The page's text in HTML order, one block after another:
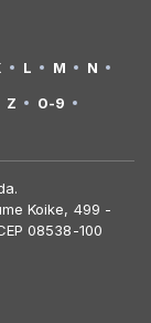
L M
N
Z 0-9
Koike, 499 -
08538-100